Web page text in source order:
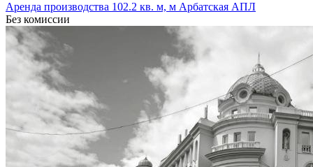
Аренда производства 102.2 кв. м, м Арбатская АПЛ
Без комиссии